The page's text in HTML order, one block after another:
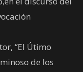
“El Útimo
de los